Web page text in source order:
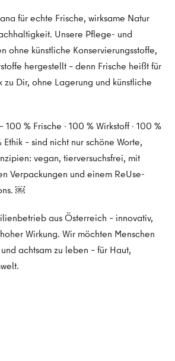
für echte Frische, wirksame Natur
Unsere Pflege- und
ohne künstliche Konservierungsstoffe,
hergestellt – denn Frische heißt für
zu Dir, ohne Lagerung und künstliche
% Frische · 100 % Wirkstoff · 100 %
Ethik – sind nicht nur schöne Worte,
vegan, tierversuchsfrei, mit
Verpackungen und einem ReUse-
￼
aus Österreich – innovativ,
Wirkung. Wir möchten Menschen
achtsam zu leben – für Haut,